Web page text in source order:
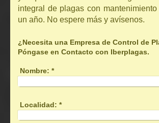
integral de plagas con
un año. No espere más y avísenos.
¿Necesita una Empresa de Control de
Póngase en Contacto con Iberplagas.
Nombre: *
Localidad: *